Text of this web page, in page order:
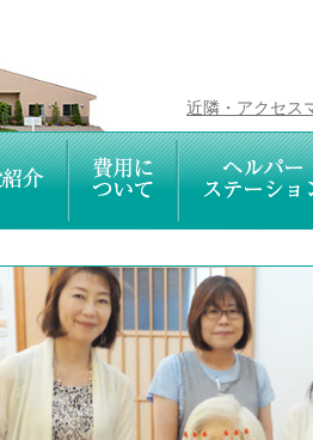
近隣・アクセス